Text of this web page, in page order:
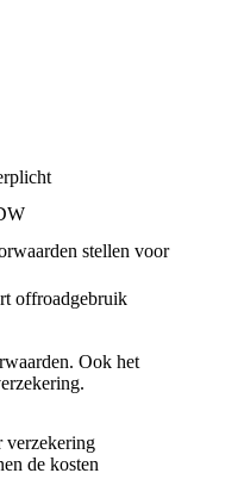
stellen voor
offroadgebruik
Ook het
verzekering
de kosten